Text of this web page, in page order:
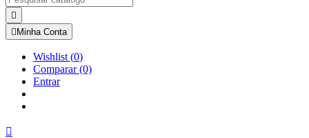

 Minha Conta
Wishlist (0)
Comparar(0)
Entrar
